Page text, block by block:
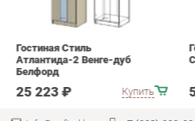
info@soft-ekb.ru +7 (903) 000-00-00
КАТАЛОГ
Коллекции
ИНФОРМАЦИЯ
О проекте